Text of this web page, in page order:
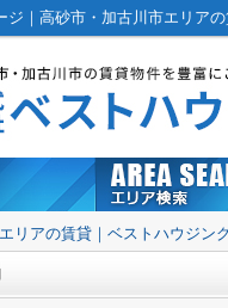
ジ｜高砂市・加古川市エリア
リアの賃貸｜ベストハウジン